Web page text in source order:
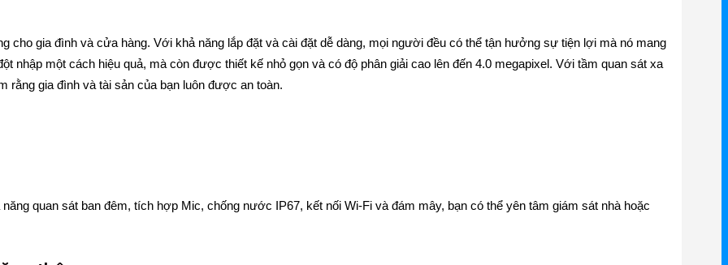
cho gia đình và cửa hàng. Với khả năng lắp đặt và cài đặt dễ dàng, mọi người đều có thể tận hưởng sự tiện lợi mà nó mang
nhập một cách hiệu quả, mà còn được thiết kế nhỏ gọn và có độ phân giải cao lên đến 4.0 megapixel. Với tầm quan sát xa
rằng gia đình và tài sản của bạn luôn được an toàn.
quan sát ban đêm, tích hợp Mic, chống nước IP67, kết nối Wi-Fi và đám mây, bạn có thể yên tâm giám sát nhà hoặc